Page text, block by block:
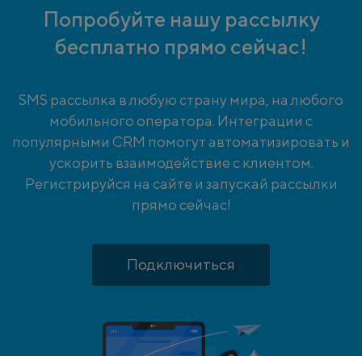
Попробуйте нашу рассылку
бесплатно прямо сейчас!
SMS рассылка в любую страну мира, на любого
мобильного оператора. Интеграции с
популярными CRM помогут автоматизировать и
ускорить взаимодействие с клиентом.
Регистрируйся на сайте и запускай рассылки
прямо сейчас!
Подключиться